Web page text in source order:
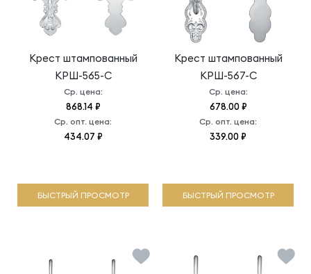
Крест штампованный
КРШ-565-С
Ср. цена:
868.14 ₽
Ср. опт. цена:
434.07 ₽
БЫСТРЫЙ ПРОСМОТР
Крест штампованный
КРШ-567-С
Ср. цена:
678.00 ₽
Ср. опт. цена:
339.00 ₽
БЫСТРЫЙ ПРОСМОТР